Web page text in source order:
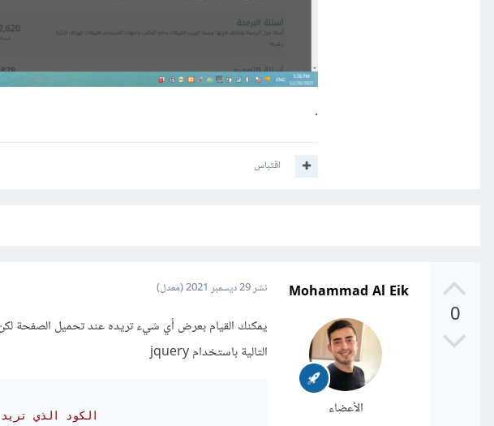
.
اقتباس
0
Mohammad Al Eik
الأعضاء
نشر29 ديسمبر 2021 (معدل)
يمكنك القيام بعرض أي شيء تريده عند تحميل الصفحة
التالية باستخدام jquery
// الكود الذي